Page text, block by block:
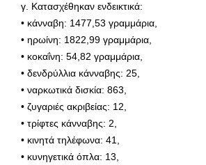
γ. Κατασχέθηκαν ενδεικτικά:
• κάνναβη: 1477,53 γραμμάρια,
• ηρωίνη: 1822,99 γραμμάρια,
• κοκαΐνη: 54,82 γραμμάρια,
• δενδρύλλια κάνναβης: 25,
• ναρκωτικά δισκία: 863,
• ζυγαριές ακριβείας: 12,
• τρίφτες κάνναβης: 2,
• κινητά τηλέφωνα: 41,
• κυνηγετικά όπλα: 13,